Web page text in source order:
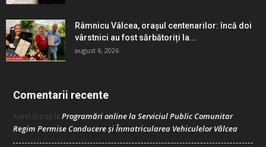
Râmnicu Vâlcea, orașul centenarilor: încă doi
vârstnici au fost sărbătoriți la...
august 6, 2026
Comentarii recente
Aurel Bursa la Programări online la Serviciul Public Comunitar
Regim Permise Conducere şi Înmatricularea Vehiculelor Vâlcea